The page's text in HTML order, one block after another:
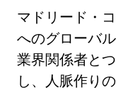
マドリード・
へのグローバ
業界関係者と
し、人脈作り